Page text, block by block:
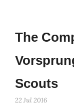
The
Scouts
22 Jul 2016